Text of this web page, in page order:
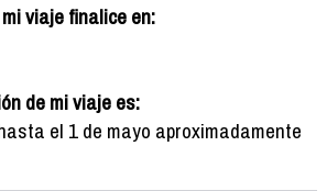
viaje finalice en:
de mi viaje es:
el 1 de mayo aproximadamente